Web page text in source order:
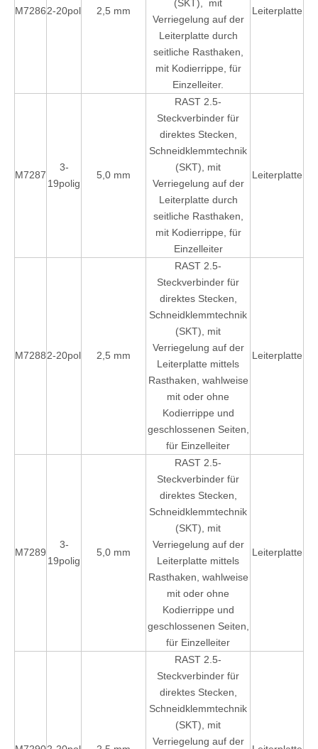
M72862-20pol 2,5 mm
(SKT), mit
Verriegelung auf der
Leiterplatte durch
seitliche Rasthaken,
mit Kodierrippe, für
Einzelleiter.
Leiterplatte
M7287
3-
19polig
5,0 mm
RAST 2.5-
Steckverbinder für
direktes Stecken,
Schneidklemmtechnik
(SKT), mit
Verriegelung auf der
Leiterplatte durch
seitliche Rasthaken,
mit Kodierrippe, für
Einzelleiter
Leiterplatte
M72882-20pol 2,5 mm
RAST 2.5-
Steckverbinder für
direktes Stecken,
Schneidklemmtechnik
(SKT), mit
Verriegelung auf der
Leiterplatte mittels
Rasthaken, wahlweise
mit oder ohne
Kodierrippe und
geschlossenen Seiten,
für Einzelleiter
Leiterplatte
M7289
3-
19polig
5,0 mm
RAST 2.5-
Steckverbinder für
direktes Stecken,
Schneidklemmtechnik
(SKT), mit
Verriegelung auf der
Leiterplatte mittels
Rasthaken, wahlweise
mit oder ohne
Kodierrippe und
geschlossenen Seiten,
für Einzelleiter
Leiterplatte
RAST 2.5-
Steckverbinder für
direktes Stecken,
Schneidklemmtechnik
(SKT), mit
Verriegelung auf der